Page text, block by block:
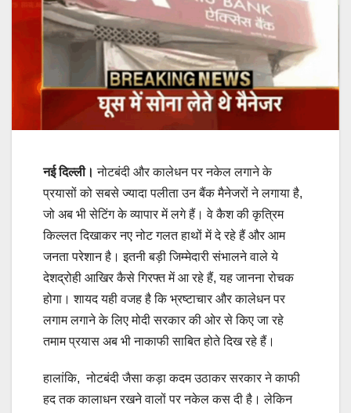
नई दिल्‍ली।नोटबंदी और कालेधन पर नकेल लगाने के
प्रयासों को सबसे ज्‍यादा पलीता उन बैंक मैनेजरों ने लगाया है,
जो अब भी सेटिंग के व्‍यापार में लगे हैं। वे कैश की कृत्रिम
किल्‍लत दिखाकर नए नोट गलत हाथों में दे रहे हैं और आम
जनता परेशान है। इतनी बड़ी जिम्‍मेदारी संभालने वाले ये
देशद्रोही आखिर कैसे गिरफ्त में आ रहे हैं, यह जानना रोचक
होगा। शायद यही वजह है कि भ्रष्टाचार और कालेधन पर
लगाम लगाने के लिए मोदी सरकार की ओर से किए जा रहे
तमाम प्रयास अब भी नाकाफी साबित होते दिख रहे हैं।
हालांकि, नोटबंदी जैसा कड़ा कदम उठाकर सरकार ने काफी
हद तक कालाधन रखने वालों पर नकेल कस दी है। लेकिन